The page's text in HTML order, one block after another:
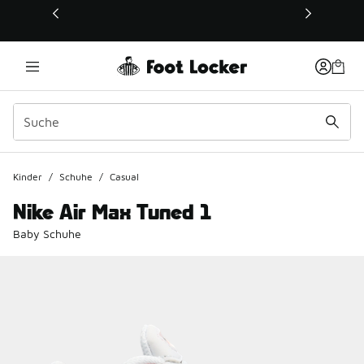
Dieser Link öffnet sich in einem neuen Fenster
Kinder / Schuhe / Casual
Nike Air Max Tuned 1
Baby Schuhe